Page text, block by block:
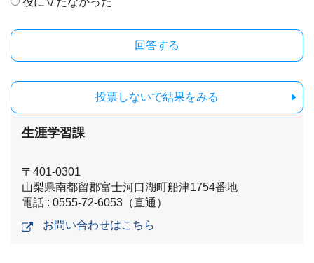
投票しないで結果をみる
生涯学習課
〒401-0301
山梨県南都留郡富士河口湖町船津1754番地
電話 : 0555-72-6053（直通）
お問い合わせはこちら